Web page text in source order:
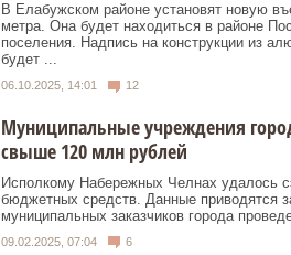
В Елабужском районе установят новую
метра. Она будет находиться в районе
поселения. Надпись на конструкции из
будет ...
06.10.2025, 14:01 12
Муниципальные учреждения
свыше 120 млн рублей
Исполкому Набережных Челнах удалось
бюджетных средств. Данные приводятся
муниципальных заказчиков города
09.02.2025, 07:04 6